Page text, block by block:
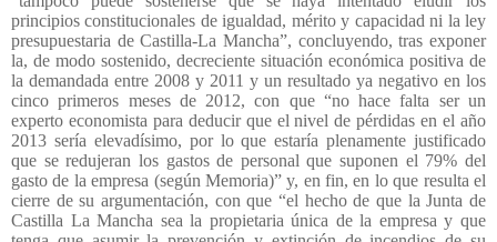
principios constitucionales de igualdad, mérito y capacidad ni la ley
presupuestaria de Castilla-La Mancha”, concluyendo, tras exponer
la, de modo sostenido, decreciente situación económica positiva de
la demandada entre 2008 y 2011 y un resultado ya negativo en los
cinco primeros meses de 2012, con que “no hace falta ser un
experto economista para deducir que el nivel de pérdidas en el año
2013 sería elevadísimo, por lo que estaría plenamente justificado
que se redujeran los gastos de personal que suponen el 79% del
gasto de la empresa (según Memoria)” y, en fin, en lo que resulta el
cierre de su argumentación, con que “el hecho de que la Junta de
Castilla La Mancha sea la propietaria única de la empresa y que